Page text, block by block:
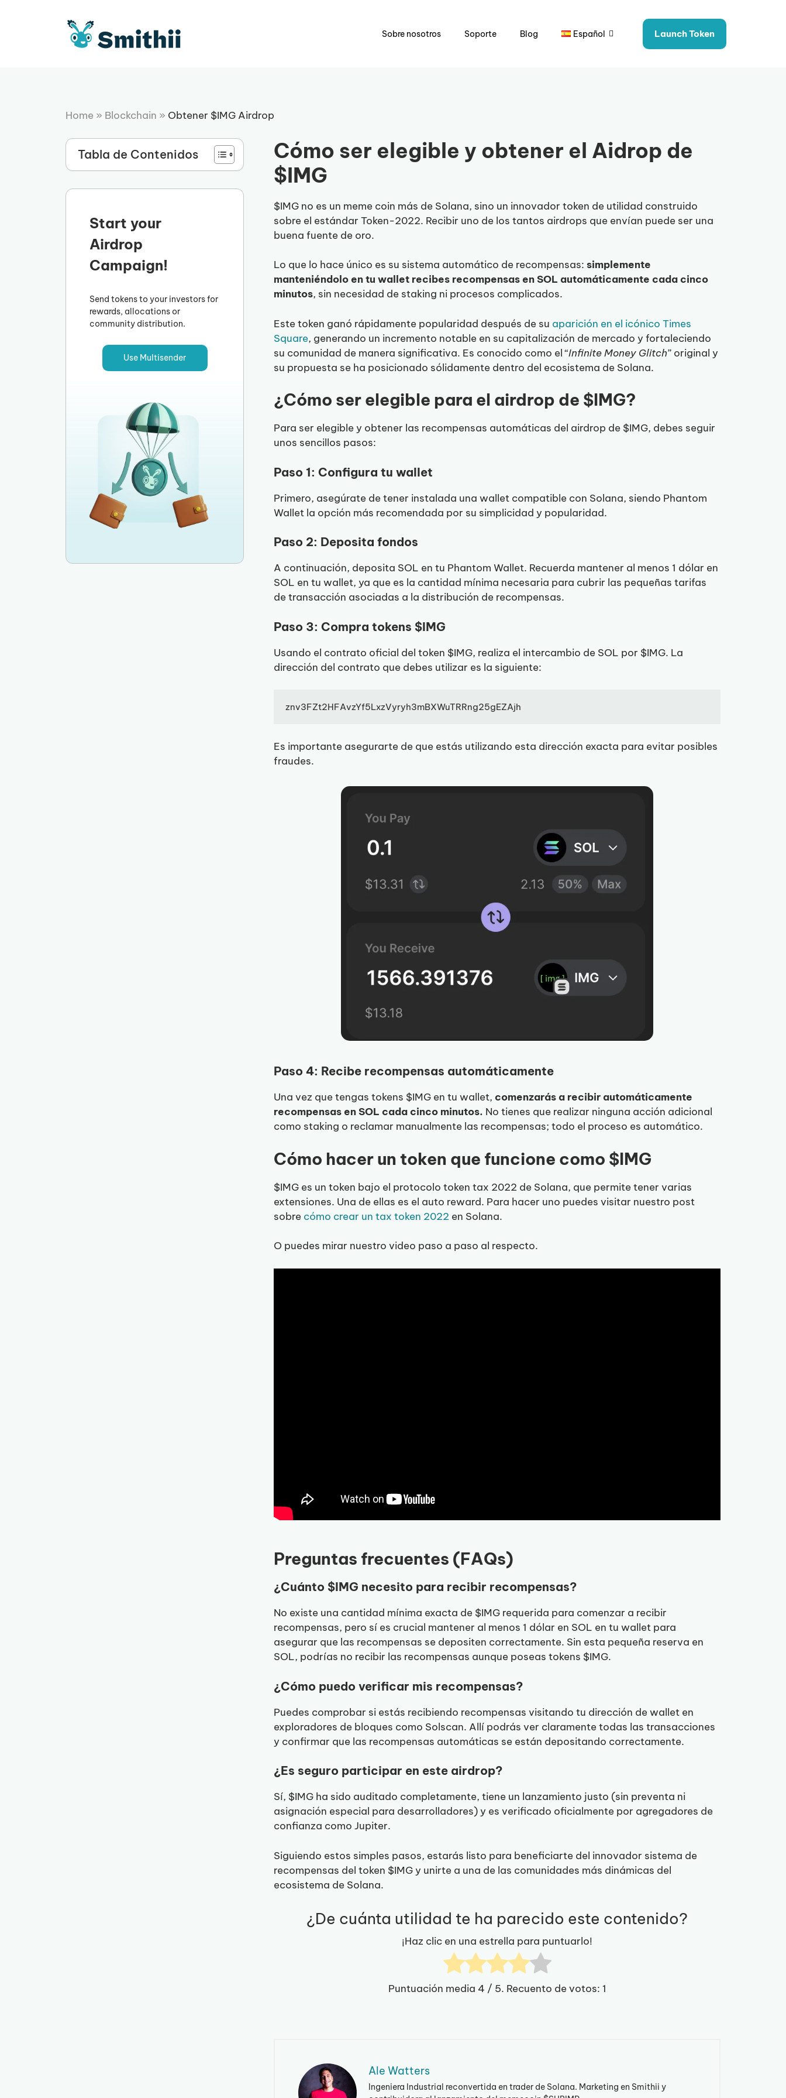
Sobre nosotros Soporte Blog Español Launch Token
Home » Blockchain » Obtener $IMG Airdrop
Tabla de Contenidos
Start your
Airdrop
Campaign!
Send tokens to your investors for
rewards, allocations or
community distribution.
Use Multisender
Cómo ser elegible y obtener el Aidrop de
$IMG
$IMG no es un meme coin más de Solana, sino un innovador token de utilidad construido
sobre el estándar Token-2022. Recibir uno de los tantos airdrops que envían puede ser una
buena fuente de oro.
Lo que lo hace único es su sistema automático de recompensas: simplemente
manteniéndolo en tu wallet recibes recompensas en SOL automáticamente cada cinco
minutos, sin necesidad de staking ni procesos complicados.
Este token ganó rápidamente popularidad después de su aparición en el icónico Times
Square, generando un incremento notable en su capitalización de mercado y fortaleciendo
su comunidad de manera significativa. Es conocido como el “Infinite Money Glitch” original y
su propuesta se ha posicionado sólidamente dentro del ecosistema de Solana.
¿Cómo ser elegible para el airdrop de $IMG?
Para ser elegible y obtener las recompensas automáticas del airdrop de $IMG, debes seguir
unos sencillos pasos:
Paso 1: Configura tu wallet
Primero, asegúrate de tener instalada una wallet compatible con Solana, siendo Phantom
Wallet la opción más recomendada por su simplicidad y popularidad.
Paso 2: Deposita fondos
A continuación, deposita SOL en tu Phantom Wallet. Recuerda mantener al menos 1 dólar en
SOL en tu wallet, ya que es la cantidad mínima necesaria para cubrir las pequeñas tarifas
de transacción asociadas a la distribución de recompensas.
Paso 3: Compra tokens $IMG
Usando el contrato oficial del token $IMG, realiza el intercambio de SOL por $IMG. La
dirección del contrato que debes utilizar es la siguiente:
znv3FZt2HFAvzYf5LxzVyryh3mBXWuTRRng25gEZAjh
Es importante asegurarte de que estás utilizando esta dirección exacta para evitar posibles
fraudes.
Paso 4: Recibe recompensas automáticamente
Una vez que tengas tokens $IMG en tu wallet, comenzarás a recibir automáticamente
recompensas en SOL cada cinco minutos. No tienes que realizar ninguna acción adicional
como staking o reclamar manualmente las recompensas; todo el proceso es automático.
Cómo hacer un token que funcione como $IMG
$IMG es un token bajo el protocolo token tax 2022 de Solana, que permite tener varias
extensiones. Una de ellas es el auto reward. Para hacer uno puedes visitar nuestro post
sobre cómo crear un tax token 2022 en Solana.
O puedes mirar nuestro video paso a paso al respecto.
Preguntas frecuentes (FAQs)
¿Cuánto $IMG necesito para recibir recompensas?
No existe una cantidad mínima exacta de $IMG requerida para comenzar a recibir
recompensas, pero sí es crucial mantener al menos 1 dólar en SOL en tu wallet para
asegurar que las recompensas se depositen correctamente. Sin esta pequeña reserva en
SOL, podrías no recibir las recompensas aunque poseas tokens $IMG.
¿Cómo puedo verificar mis recompensas?
Puedes comprobar si estás recibiendo recompensas visitando tu dirección de wallet en
exploradores de bloques como Solscan. Allí podrás ver claramente todas las transacciones
y confirmar que las recompensas automáticas se están depositando correctamente.
¿Es seguro participar en este airdrop?
Sí, $IMG ha sido auditado completamente, tiene un lanzamiento justo (sin preventa ni
asignación especial para desarrolladores) y es verificado oficialmente por agregadores de
confianza como Jupiter.
Siguiendo estos simples pasos, estarás listo para beneficiarte del innovador sistema de
recompensas del token $IMG y unirte a una de las comunidades más dinámicas del
ecosistema de Solana.
¿De cuánta utilidad te ha parecido este contenido?
¡Haz clic en una estrella para puntuarlo!
Puntuación media 4 / 5. Recuento de votos: 1
Ale Watters
Ingeniera Industrial reconvertida en trader de Solana. Marketing en Smithii y